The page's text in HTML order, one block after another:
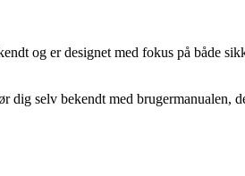
og er designet med fokus på både
selv bekendt med brugermanualen,